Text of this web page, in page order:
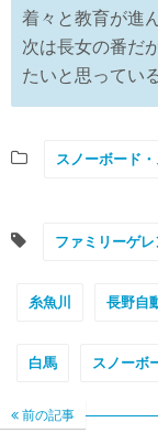
着々と教育が進
次は長女の番だ
たいと思っている
スノーボード
ファミリーゲレ
糸魚川 長野自
白馬 スノーボ
前の記事